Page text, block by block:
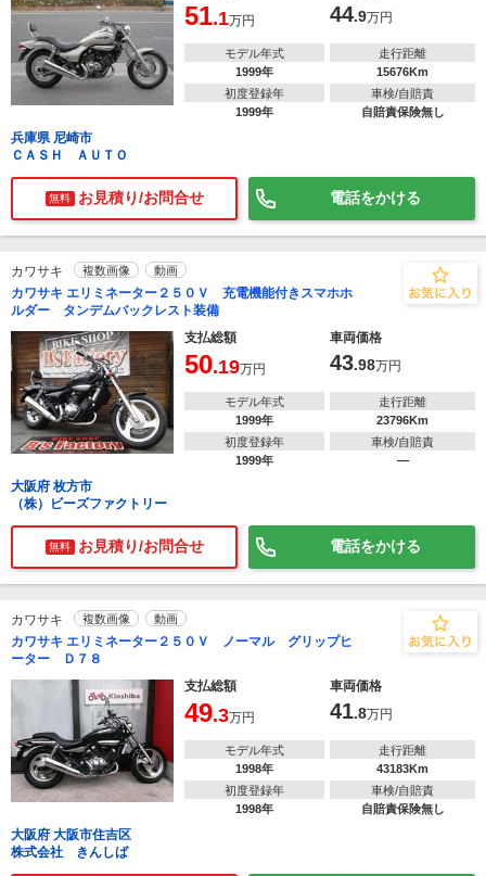
51.1万円 44.9万円
モデル年式
1999年
走行距離
15676Km
初度登録年
1999年
車検/自賠責
自賠責保険無し
兵庫県 尼崎市
ＣＡＳＨ ＡＵＴＯ
無料 お見積り/お問合せ 電話をかける
カワサキ 複数画像 動画
カワサキ エリミネーター２５０Ｖ 充電機能付きスマホホ
ルダー タンデムバックレスト装備
支払総額
車両価格
50.19万円 43.98万円
モデル年式
1999年
走行距離
23796Km
初度登録年
1999年
車検/自賠責
―
大阪府 枚方市
（株）ビーズファクトリー
無料 お見積り/お問合せ 電話をかける
カワサキ 複数画像 動画
カワサキ エリミネーター２５０Ｖ ノーマル グリップヒ
ーター Ｄ７８
支払総額
車両価格
49.3万円 41.8万円
モデル年式
1998年
走行距離
43183Km
初度登録年
1998年
車検/自賠責
自賠責保険無し
大阪府 大阪市住吉区
株式会社 きんしば